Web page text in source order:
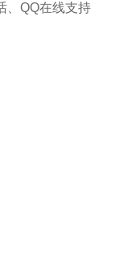
、QQ在线支持